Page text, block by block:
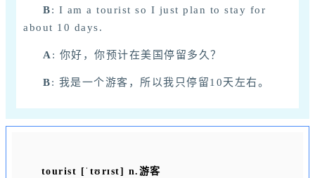
B: I am a tourist so I just plan to stay for
about 10 days.
A : 你好，你预计在美国停留多久？
B: 我是一个游客，所以我只停留10天左右。
tourist [ˈtʊrɪst] n.游客